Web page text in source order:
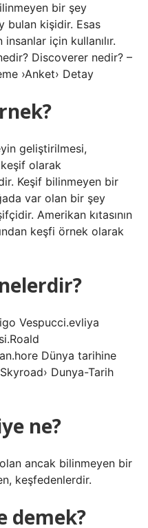
bir şey
bulan kişidir. Esas
için kullanılır.
Discoverer nedir? –
›Anket› Detay
geliştirilmesi,
olarak
Keşif bilinmeyen bir
var olan bir şey
Amerikan kıtasının
keşfi örnek olarak
Vespucci.evliya
Dünya tarihine
Dunya-Tarih
ne?
ancak bilinmeyen bir
keşfedenlerdir.
demek?